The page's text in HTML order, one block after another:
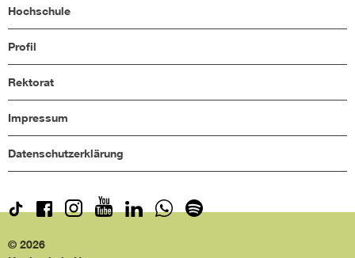
Hochschule
Profil
Rektorat
Impressum
Datenschutzerklärung
© 2026